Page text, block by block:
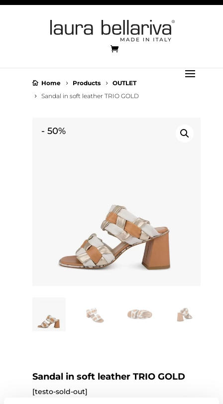
Home Products
OUTLET
Sandal in soft leather TRIO GOLD
- 50%
Sandal in soft leather TRIO GOLD
[testo-sold-out]